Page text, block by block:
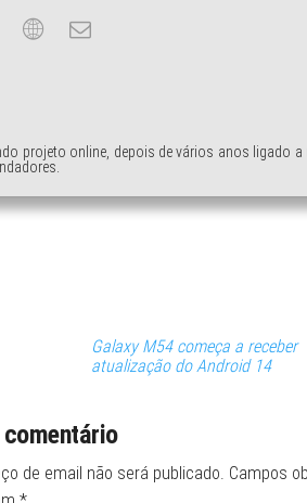
projeto online, depois de vários anos ligado
Galaxy M54 começa a receber
atualização do Android 14
comentário
de email não será publicado. Campos